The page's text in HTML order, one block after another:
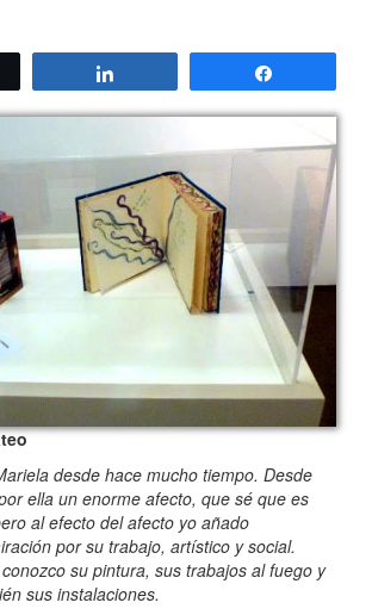
desde hace mucho tiempo. Desde
ella un enorme afecto, que sé que es
al efecto del afecto yo añado
por su trabajo, artístico y social.
su pintura, sus trabajos al fuego y
sus instalaciones.